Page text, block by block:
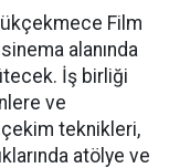
Film
alanında
İş birliği
ve
çekim teknikleri,
atölye ve